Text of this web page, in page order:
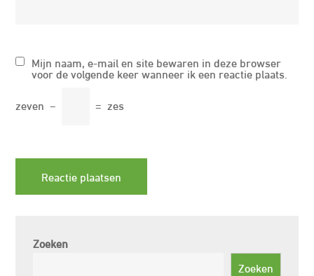
Mijn naam, e-mail en site bewaren in deze browser
voor de volgende keer wanneer ik een reactie plaats.
zeven − = zes
Zoeken
Zoeken